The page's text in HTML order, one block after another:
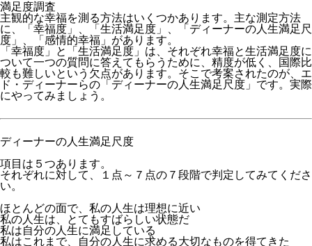
満足度調査
主観的な幸福を測る方法はいくつかあります。主な測定方法
に、「幸福度」、「生活満足度」、「ディーナーの人生満足尺
度」、「感情的幸福」があります。
「幸福度」と「生活満足度」は、それぞれ幸福と生活満足度に
ついて一つの質問に答えてもらうために、精度が低く、国際比
較も難しいという欠点があります。そこで考案されたのが、エ
ド・ディーナーらの「ディーナーの人生満足尺度」です。実際
にやってみましょう。
ディーナーの人生満足尺度
項目は５つあります。
それぞれに対して、１点～７点の７段階で判定してみてくださ
い。
ほとんどの面で、私の人生は理想に近い
私の人生は、とてもすばらしい状態だ
私は自分の人生に満足している
私はこれまで、自分の人生に求める大切なものを得てきた